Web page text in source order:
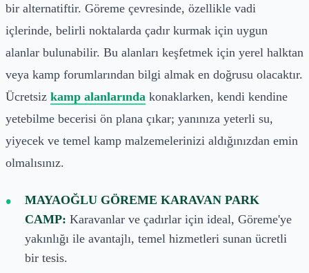
bir alternatiftir. Göreme çevresinde, özellikle vadi
içlerinde, belirli noktalarda çadır kurmak için uygun
alanlar bulunabilir. Bu alanları keşfetmek için yerel halktan
veya kamp forumlarından bilgi almak en doğrusu olacaktır.
Ücretsiz kamp alanlarında konaklarken, kendi kendine
yetebilme becerisi ön plana çıkar; yanınıza yeterli su,
yiyecek ve temel kamp malzemelerinizi aldığınızdan emin
olmalısınız.
MAYAOĞLU GÖREME KARAVAN PARK
CAMP: Karavanlar ve çadırlar için ideal, Göreme'ye
yakınlığı ile avantajlı, temel hizmetleri sunan ücretli
bir tesis.